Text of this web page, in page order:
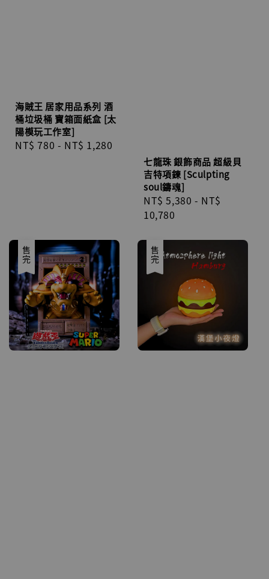
海賊王 居家用品系列 酒
桶垃圾桶 寶箱面紙盒 [太
陽模玩工作室]
Regular
NT$ 780 - NT$ 1,280
七龍珠 銀飾商品 超級貝
吉特項鍊 [Sculpting
soul鑄魂]
Regular
price
NT$ 5,380 - NT$
10,780
售完 售完